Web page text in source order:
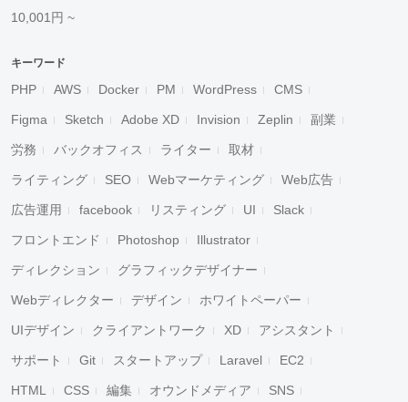
10,001円 ~
キーワード
PHP AWS Docker PM WordPress CMS
Figma Sketch Adobe XD Invision Zeplin 副業
労務 バックオフィス ライター 取材
ライティング SEO Webマーケティング Web広告
広告運用 facebook リスティング UI Slack
フロントエンド Photoshop Illustrator
ディレクション グラフィックデザイナー
Webディレクター デザイン ホワイトペーパー
UIデザイン クライアントワーク XD アシスタント
サポート Git スタートアップ Laravel EC2
HTML CSS 編集 オウンドメディア SNS